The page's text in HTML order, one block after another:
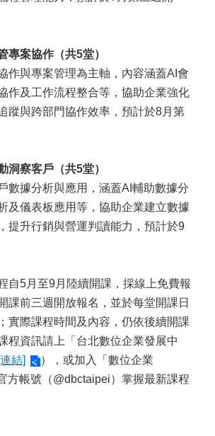
專案協作（共5堂）
與專案管理為主軸，內容涵蓋AI會
作及工作流程整合等，協助企業強化
蹤與跨部門協作效率，預計於8月第
洞察客戶（共5堂）
據分析與應用，涵蓋AI輔助數據分
及儀表板應用等，協助企業建立數據
提升行銷與營運判讀能力，預計於9
5月至9月陸續開課，採線上免費報
課前三週開放報名，並於每堂開課日
實際課程時間及內容，仍依後續開課
程資訊請上「台北數位企業發展中
結]
），或加入「數位企業
方帳號（@dbctaipei）掌握最新課程